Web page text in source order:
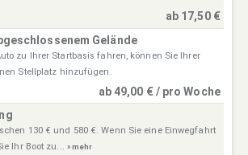
ab 17,50 €
Gelände
zu Ihrer Startbasis fahren, können Sie Ihrer
Stellplatz hinzufügen.
ab 49,00 € / pro Woche
130 € und 580 €. Wenn Sie eine Einwegfahrt
Ihr Boot zu... » mehr